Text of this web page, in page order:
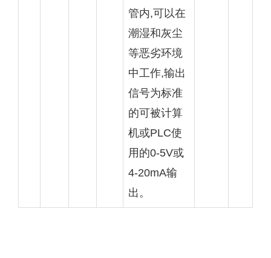
管内,可以在
潮湿和灰尘
等恶劣环境
中工作,输出
信号为标准
的可被计算
机或PLC使
用的0-5V或
4-20mA输
出。